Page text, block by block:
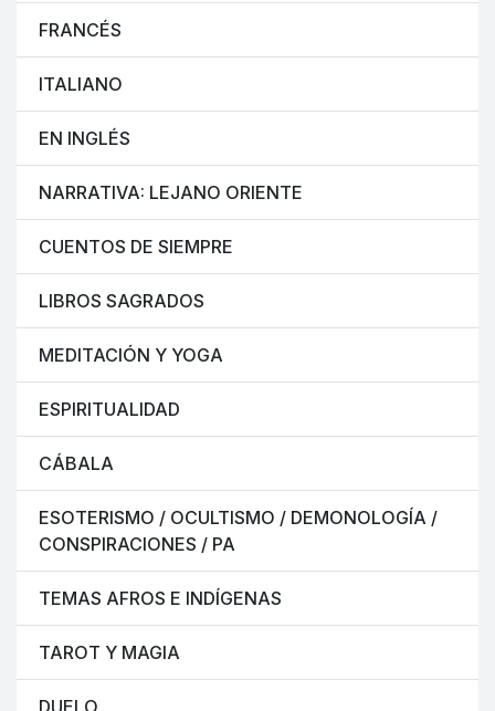
FRANCÉS
ITALIANO
EN INGLÉS
NARRATIVA: LEJANO ORIENTE
CUENTOS DE SIEMPRE
LIBROS SAGRADOS
MEDITACIÓN Y YOGA
ESPIRITUALIDAD
CÁBALA
ESOTERISMO / OCULTISMO / DEMONOLOGÍA /
CONSPIRACIONES / PA
TEMAS AFROS E INDÍGENAS
TAROT Y MAGIA